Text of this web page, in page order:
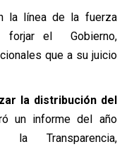
la línea de la fuerza
forjar el Gobierno,
que a su juicio
la distribución del
un informe del año
Transparencia,